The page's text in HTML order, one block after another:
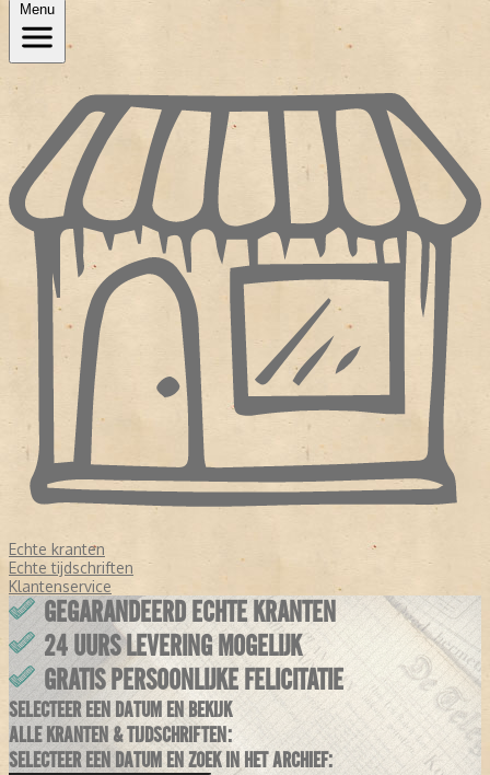
Menu
Echte kranten
Echte tijdschriften
Klantenservice
GEGARANDEERD ECHTE KRANTEN
24 UURS LEVERING MOGELIJK
GRATIS PERSOONLIJKE FELICITATIE
SELECTEER EEN DATUM EN BEKIJK
ALLE KRANTEN & TIJDSCHRIFTEN:
SELECTEER EEN DATUM EN ZOEK IN HET ARCHIEF: